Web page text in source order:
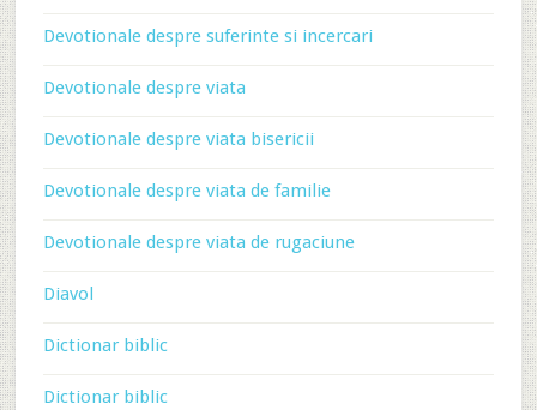
Devotionale despre suferinte si incercari
Devotionale despre viata
Devotionale despre viata bisericii
Devotionale despre viata de familie
Devotionale despre viata de rugaciune
Diavol
Dictionar biblic
Dictionar biblic